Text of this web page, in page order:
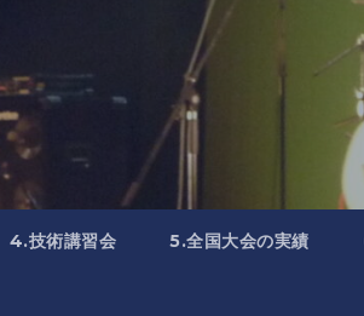
4.技術講習会 5.全国大会の実績